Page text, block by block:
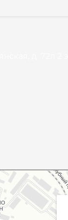
— Яндекс Карты